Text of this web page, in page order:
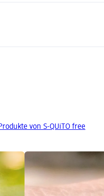
von S-QUiTO free